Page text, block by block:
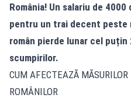
România! Un salariu de
pentru un trai decent peste
român pierde lunar cel puțin
scumpirilor.
CUM AFECTEAZĂ
ROMÂNILOR